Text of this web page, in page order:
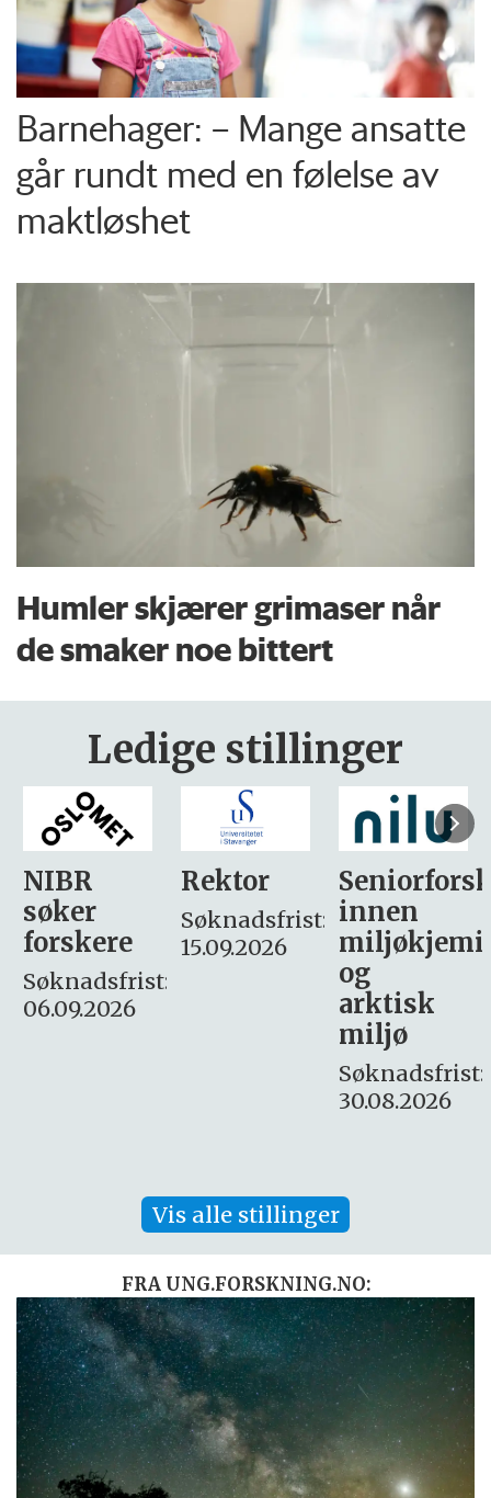
Barnehager: – Mange ansatte
går rundt med en følelse av
maktløshet
Humler skjærer grimaser når
de smaker noe bittert
Ledige stillinger
Rektor
Søknadsfrist:
15.09.2026
Seniorforsker
innen
miljøkjemi
søker
– fast
Søknadsfrist:
16. august.
Vis alle stillinger
FRA UNG.FORSKNING.NO: